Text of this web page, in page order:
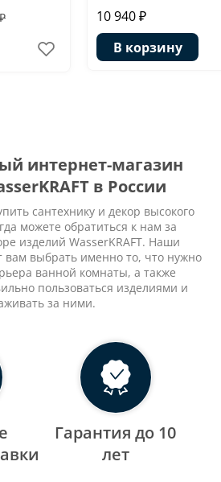
10 940 ₽
В корзину
интернет-магазин
в России
сантехнику и декор высокого
можете обратиться к нам за
изделий WasserKRAFT. Наши
вам выбрать именно то, что нужно
ванной комнаты, а также
пользоваться изделиями и
за ними.
Гарантия до 10
лет